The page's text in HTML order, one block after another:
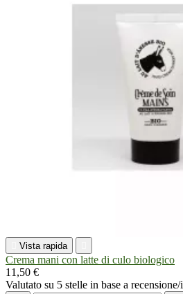
Vista rapida
Crema mani con latte di culo biologico
11,50 €
Valutato su 5 stelle in base a recensione/i